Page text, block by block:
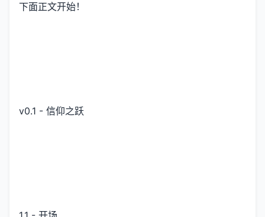
下面正文开始！
v0.1 - 信仰之跃